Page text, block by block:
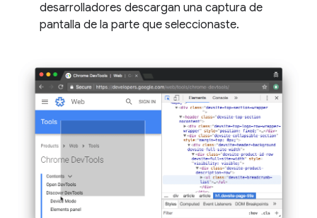
desarrolladores descargan una captura de
pantalla de la parte que seleccionaste.